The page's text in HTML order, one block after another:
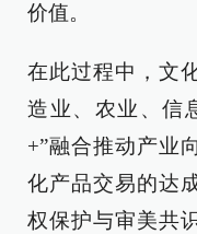
价值。
在此过程中，文
造业、农业、信
+”融合推动产业
化产品交易的达
权保护与审美共